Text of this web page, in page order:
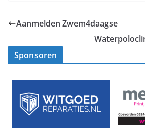
Aanmelden Zwem4daagse
Sponsoren